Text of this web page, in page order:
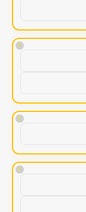
!
!
!